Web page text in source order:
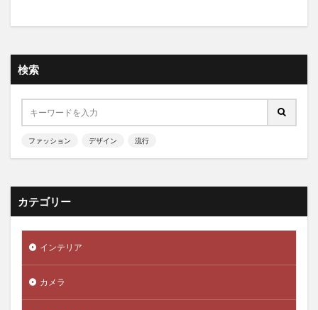
検索
ファッション デザイン 流行
カテゴリー
インテリア
カメラ